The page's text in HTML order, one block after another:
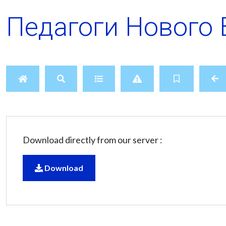
Педагоги Нового
Download directly from our server :
Download